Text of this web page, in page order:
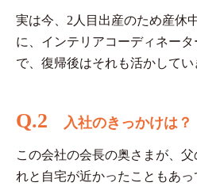
実は今、2人目出産のため産休
に、インテリアコーディネー
で、復帰後はそれも活かしてい
Q.2 入社のきっかけは？
この会社の会長の奥さまが、
れと自宅が近かったこともあ